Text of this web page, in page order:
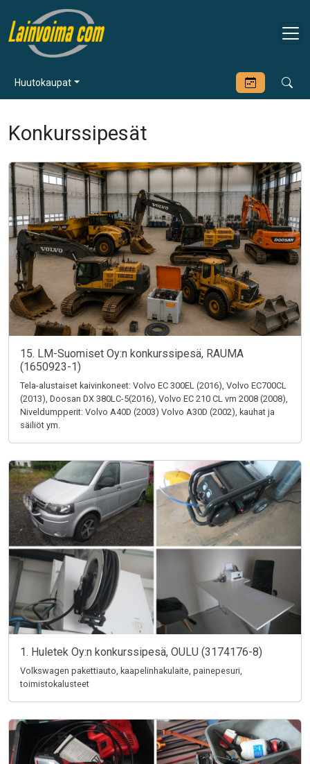
Huutokaupat
Konkurssipesät
15. LM-Suomiset Oy:n konkurssipesä, RAUMA
(1650923-1)
Tela-alustaiset kaivinkoneet: Volvo EC 300EL (2016), Volvo EC700CL
(2013), Doosan DX 380LC-5(2016), Volvo EC 210 CL vm 2008 (2008),
Niveldumpperit: Volvo A40D (2003) Volvo A30D (2002), kauhat ja
säiliöt ym.
1. Huletek Oy:n konkurssipesä, OULU (3174176-8)
Volkswagen pakettiauto, kaapelinhakulaite, painepesuri,
toimistokalusteet